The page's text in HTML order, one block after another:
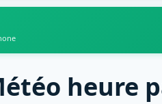
heure